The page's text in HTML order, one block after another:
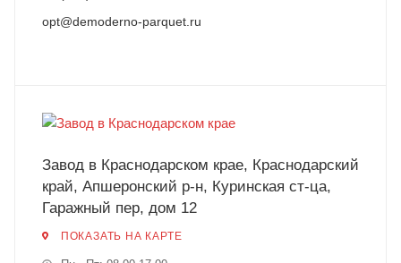
opt@demoderno-parquet.ru
Завод в Краснодарском крае, Краснодарский
край, Апшеронский р-н, Куринская ст-ца,
Гаражный пер, дом 12
ПОКАЗАТЬ НА КАРТЕ